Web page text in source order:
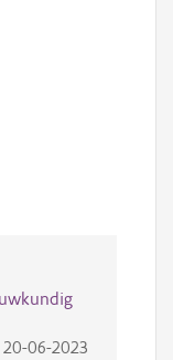
20-06-2023